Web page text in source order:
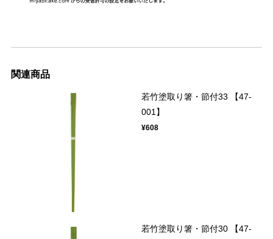
関連商品
若竹塗取り箸・節付33 【47-
001】
¥608
若竹塗取り箸・節付30 【47-